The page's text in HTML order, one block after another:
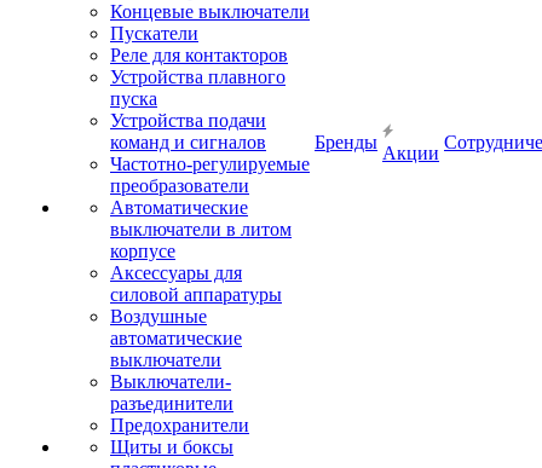
Концевые выключатели
Пускатели
Реле для контакторов
Устройства плавного
пуска
Устройства подачи
команд и сигналов
Частотно-регулируемые
преобразователи
Автоматические
выключатели в литом
корпусе
Аксессуары для
силовой аппаратуры
Воздушные
автоматические
выключатели
Выключатели-
разъединители
Предохранители
Щиты и боксы
Бренды
Акции